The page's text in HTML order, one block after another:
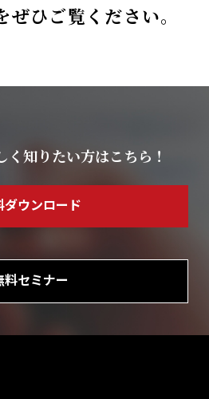
ひご覧ください。
知りたい方はこちら！
ダウンロード
料セミナー